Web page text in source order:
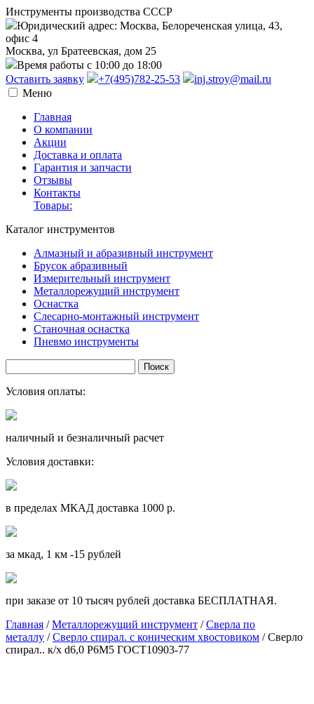
Инструменты производства СССР
Юридический адрес: Москва, Белореченская улица, 43,
офис 4
Москва, ул Братеевская, дом 25
Время работы с 10:00 до 18:00
Оставить заявку
+7(495)782-25-53
inj.stroy@mail.ru
Меню
Главная
О компании
Акции
Доставка и оплата
Гарантия и запчасти
Отзывы
Контакты
Товары:
Каталог инструментов
Алмазный и абразивный инструмент
Брусок абразивный
Измерительный инструмент
Металлорежущий инструмент
Оснастка
Слесарно-монтажный инструмент
Станочная оснастка
Пневмо инструменты
Условия оплаты:
наличный и безналичный расчет
Условия доставки:
в пределах МКАД доставка 1000 р.
за мкад, 1 км -15 рублей
при заказе от 10 тысяч рублей доставка БЕСПЛАТНАЯ.
Главная /Металлорежущий инструмент /Сверла по
металлу /Сверло спирал. с коническим хвостовиком / Сверло
спирал.. к/х d6,0 Р6М5 ГОСТ10903-77